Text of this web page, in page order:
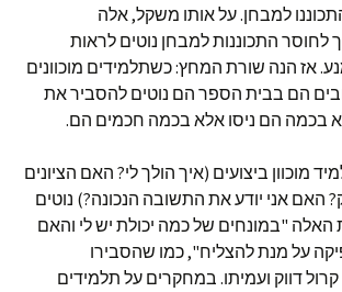
למבחן. על אותו משקל, אלה
לחוסר התכוננות למבחן נוטים לראות
אז הנה שורת המחץ: כשתלמידים מוכוונים
הם בבית הספר הם נוטים להסביר את
בכמה הם ניסו אלא בכמה חכמים הם.
מוכוון ביצועים (איך הולך לי? האם הציונים
האם אני יודע את התשובה הנכונה?) נוטים
"במונחים של כמה יכולת יש לי והאם
על מנת להצליח", כמו שהסבירו
קרול דווק ועמיתו. במחקרים על תלמידים